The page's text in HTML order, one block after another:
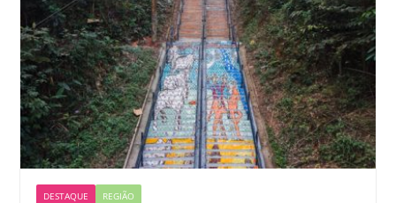
DESTAQUE REGIÃO